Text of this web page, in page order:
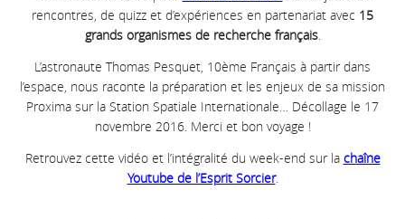
rencontres, de quizz et d’expériences en partenariat avec 15
grands organismes de recherche français.
L’astronaute Thomas Pesquet, 10ème Français à partir dans
l’espace, nous raconte la préparation et les enjeux de sa mission
Proxima sur la Station Spatiale Internationale… Décollage le 17
novembre 2016. Merci et bon voyage !
Retrouvez cette vidéo et l’intégralité du week-end sur la chaîne
Youtube de l’Esprit Sorcier.